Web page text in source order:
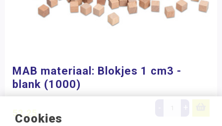
Cookies
MAB materiaal: Blokjes 1 cm3 -
blank (1000)
52,25